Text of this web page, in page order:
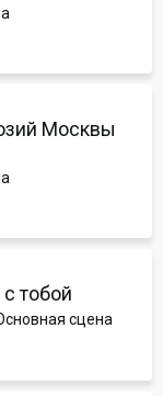
Москвы
тобой
сцена